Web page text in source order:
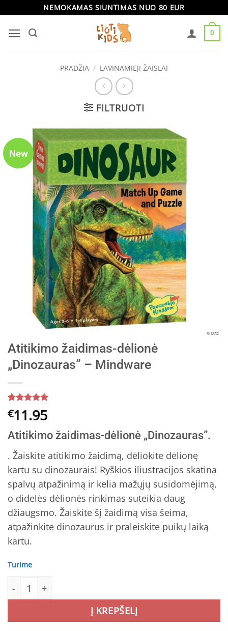
content
NEMOKAMAS SIUNTIMAS NUO 80 EUR
0
PRADŽIA / LAVINAMIEJI ŽAISLAI
FILTRUOTI
New
Atitikimo žaidimas-dėlionė
„Dinozauras” – Mindware
Įvertinimas:
5iš 5
įvertinimų:
5
)
€11.95
Atitikimo žaidimas-dėlionė „Dinozauras”.
. Žaiskite atitikimo žaidimą, dėliokite dėlionę
kartu su dinozaurais! Ryškios iliustracijos skatina
spalvų atpažinimą ir kelia mažųjų susidomėjimą,
o didelės dėlionės rinkimas suteikia daug
džiaugsmo. Žaiskite šį žaidimą visa šeima,
atpažinkite dinozaurus ir praleiskite puikų laiką
kartu.
Turime
produkto kiekis: Atitikimo žaidimas-dėlionė
Į KREPŠELĮ